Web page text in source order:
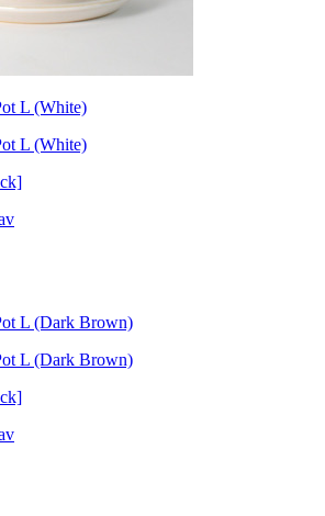
L (White)
L (White)
L (Dark Brown)
L (Dark Brown)